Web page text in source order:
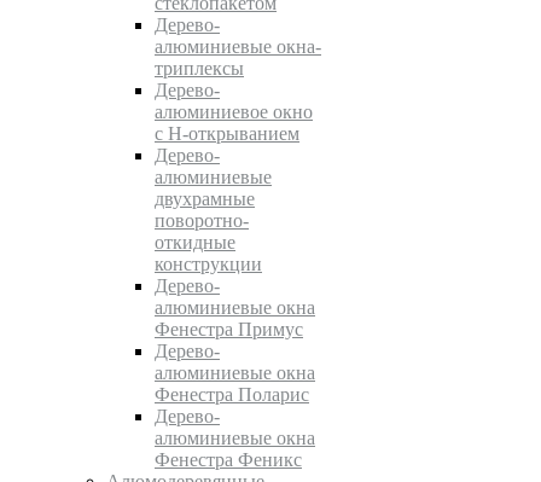
Дерево-
алюминиевые окна-
триплексы
Дерево-
алюминиевое окно
с Н-открыванием
Дерево-
алюминиевые
двухрамные
поворотно-
откидные
конструкции
Дерево-
алюминиевые окна
Фенестра Примус
Дерево-
алюминиевые окна
Фенестра Поларис
Дерево-
алюминиевые окна
Фенестра Феникс